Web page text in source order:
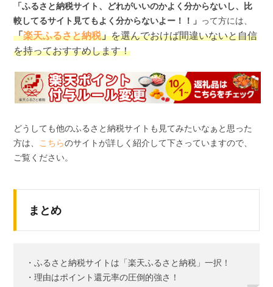
「ふるさと納税サイト、どれがいいのかよく分からないし、比
較してるサイト見てもよく分からないよー！！」 って方には、
「楽天ふるさと納税」を選んでおけば間違いないと自信
を持っておすすめします！
どうしても他のふるさと納税サイトも見てみたいなぁと思った
方は、 こちらのサイトが詳しく紹介して下さっていますので、
ご覧ください。
まとめ
・ふるさと納税サイトは「楽天ふるさと納税」一択！
・理由はポイント還元率の圧倒的強さ！